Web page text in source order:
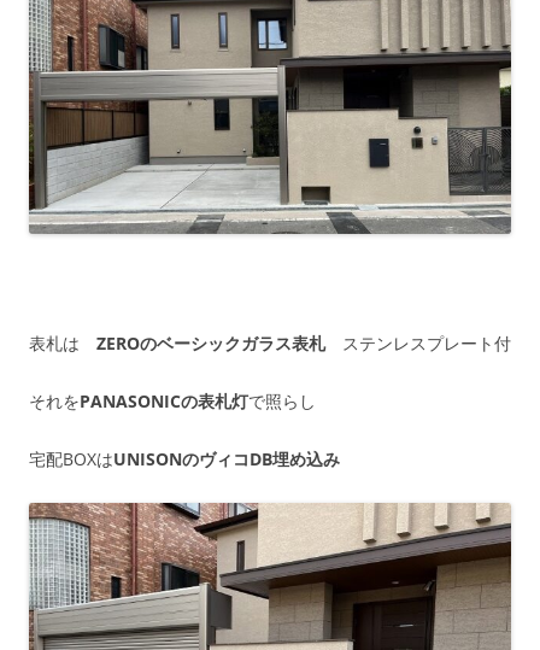
表札は ZEROのベーシックガラス表札ステンレスプレート付
それをPANASONICの表札灯で照らし
宅配BOXはUNISONのヴィコDB埋め込み